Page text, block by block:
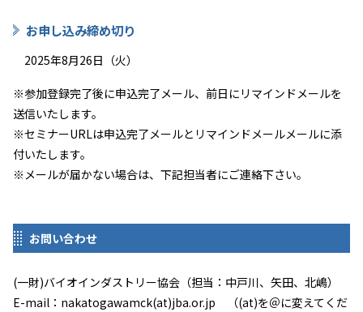
お申し込み締め切り
2025年8月26日（火）
※参加登録完了後に申込完了メール、前日にリマインドメールを
送信いたします。
※セミナーURLは申込完了メールとリマインドメールメールに添
付いたします。
※メールが届かない場合は、下記担当者にご連絡下さい。
お問い合わせ
(一財)バイオインダストリー協会（担当：中戸川、矢田、北嶋）
E-mail：nakatogawamck(at)jba.or.jp （(at)を＠に変えてくだ